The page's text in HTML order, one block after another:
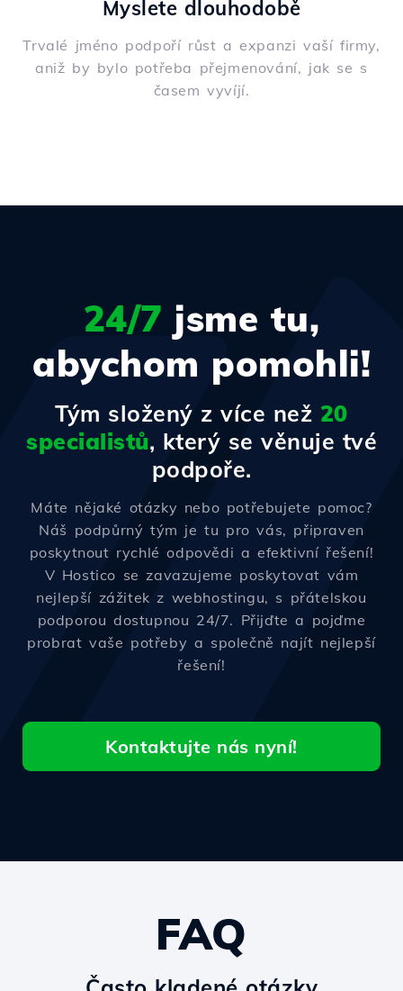
Myslete dlouhodobě
Trvalé jméno podpoří růst a expanzi vaší firmy,
aniž by bylo potřeba přejmenování, jak se s
časem vyvíjí.
24/7 jsme tu,
abychom pomohli!
Tým složený z více než 20
specialistů, který se věnuje tvé
podpoře.
Máte nějaké otázky nebo potřebujete pomoc?
Náš podpůrný tým je tu pro vás, připraven
poskytnout rychlé odpovědi a efektivní řešení!
V Hostico se zavazujeme poskytovat vám
nejlepší zážitek z webhostingu, s přátelskou
podporou dostupnou 24/7. Přijďte a pojďme
probrat vaše potřeby a společně najít nejlepší
řešení!
Kontaktujte nás nyní!
FAQ